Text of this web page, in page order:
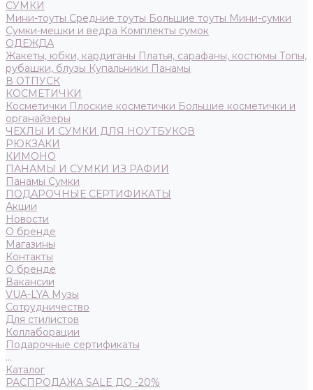
СУМКИ
Мини-тоуты Средние тоуты Большие тоуты Мини-сумки
Сумки-мешки и ведра Комплекты сумок
ОДЕЖДА
Жакеты, юбки, кардиганы Платья, сарафаны, костюмы Топы,
рубашки, блузы Купальники Панамы
В ОТПУСК
КОСМЕТИЧКИ
Косметички Плоские косметички Большие косметички и
органайзеры
ЧЕХЛЫ И СУМКИ ДЛЯ НОУТБУКОВ
РЮКЗАКИ
КИМОНО
ПАНАМЫ И СУМКИ ИЗ РАФИИ
Панамы Сумки
ПОДАРОЧНЫЕ СЕРТИФИКАТЫ
Акции
Новости
О бренде
Магазины
Контакты
О бренде
Вакансии
VUA-LYA Музы
Сотрудничество
Для стилистов
Коллаборации
Подарочные сертификаты
...
Каталог
РАСПРОДАЖА SALE ДО -20%